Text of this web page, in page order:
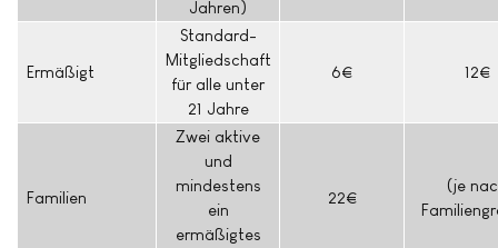
Jahren)
Ermäßigt
Standard-
Mitgliedschaft
für alle unter
21 Jahre
6€ 12€
Familien
Zwei aktive
und
mindestens
ein
ermäßigtes
22€
(je